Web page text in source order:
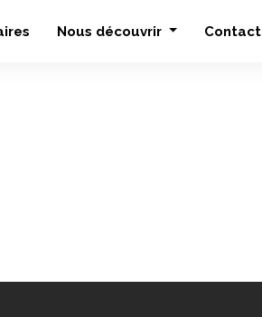
Nous découvrir Contact